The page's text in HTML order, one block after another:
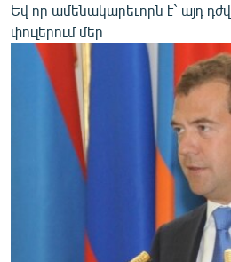
Եվ որ ամենակարեւորն է` այդ
փուլերում մեր